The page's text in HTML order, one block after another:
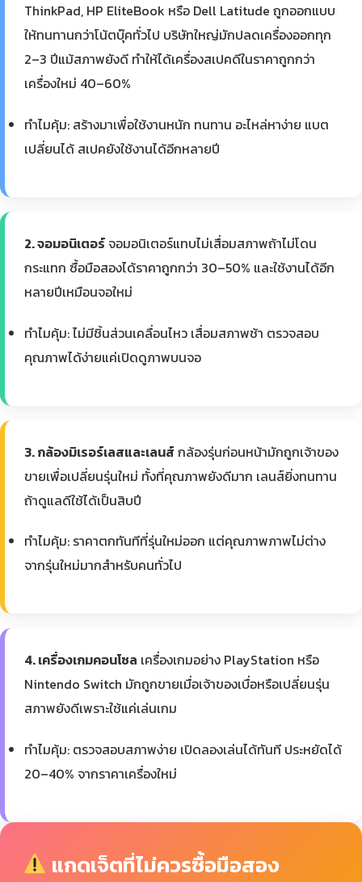
ThinkPad, HP EliteBook หรือ Dell Latitude ถูกออกแบบ
ให้ทนทานกว่าโน้ตบุ๊คทั่วไป บริษัทใหญ่มักปลดเครื่องออกทุก
2–3 ปีแม้สภาพยังดี ทำให้ได้เครื่องสเปคดีในราคาถูกกว่า
เครื่องใหม่ 40–60%
ทำไมคุ้ม: สร้างมาเพื่อใช้งานหนัก ทนทาน อะไหล่หาง่าย แบต
เปลี่ยนได้ สเปคยังใช้งานได้อีกหลายปี
2. จอมอนิเตอร์จอมอนิเตอร์แทบไม่เสื่อมสภาพถ้าไม่โดน
กระแทก ซื้อมือสองได้ราคาถูกกว่า 30–50% และใช้งานได้อีก
หลายปีเหมือนจอใหม่
ทำไมคุ้ม: ไม่มีชิ้นส่วนเคลื่อนไหว เสื่อมสภาพช้า ตรวจสอบ
คุณภาพได้ง่ายแค่เปิดดูภาพบนจอ
3. กล้องมิเรอร์เลสและเลนส์ กล้องรุ่นก่อนหน้ามักถูกเจ้าของ
ขายเพื่อเปลี่ยนรุ่นใหม่ ทั้งที่คุณภาพยังดีมาก เลนส์ยิ่งทนทาน
ถ้าดูแลดีใช้ได้เป็นสิบปี
ทำไมคุ้ม: ราคาตกทันทีที่รุ่นใหม่ออก แต่คุณภาพภาพไม่ต่าง
จากรุ่นใหม่มากสำหรับคนทั่วไป
4. เครื่องเกมคอนโซล เครื่องเกมอย่าง PlayStation หรือ
Nintendo Switch มักถูกขายเมื่อเจ้าของเบื่อหรือเปลี่ยนรุ่น
สภาพยังดีเพราะใช้แค่เล่นเกม
ทำไมคุ้ม: ตรวจสอบสภาพง่าย เปิดลองเล่นได้ทันที ประหยัดได้
20–40% จากราคาเครื่องใหม่
แกดเจ็ตที่ไม่ควรซื้อมือสอง